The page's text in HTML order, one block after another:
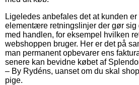
Ligeledes anbefales det at kunden
elementære retningslinjer der gør
med handlen, for eksempel hvilken
webshoppen bruger. Her er det på
man permanent opbevarer ens
senere kan bevidne købet af
– By Rydéns, uanset om du skal
pige.